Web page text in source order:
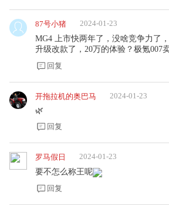
87号小猪 2024-01-23
MG4 上市快两年了，没啥竞争力了
升级改款了，20万的体验？极氪007
回复
开拖拉机的奥巴马 2024-01-23
🌿
回复
罗马假日 2024-01-23
要不怎么称王呢
回复